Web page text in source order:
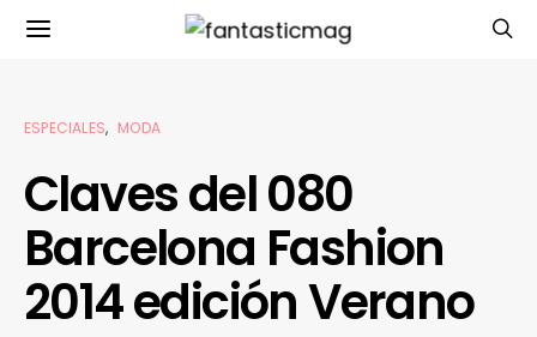
ESPECIALES MODA
Claves del 080
Barcelona Fashion
2014 edición Verano